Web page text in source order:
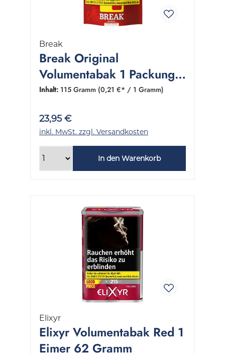
Break
Break Original
Volumentabak 1 Packung
115 Gramm
Inhalt: 115 Gramm (0,21 €* / 1 Gramm)
23,95 €
inkl. MwSt. zzgl. Versandkosten
In den Warenkorb
Elixyr
Elixyr Volumentabak Red 1
Eimer 62 Gramm